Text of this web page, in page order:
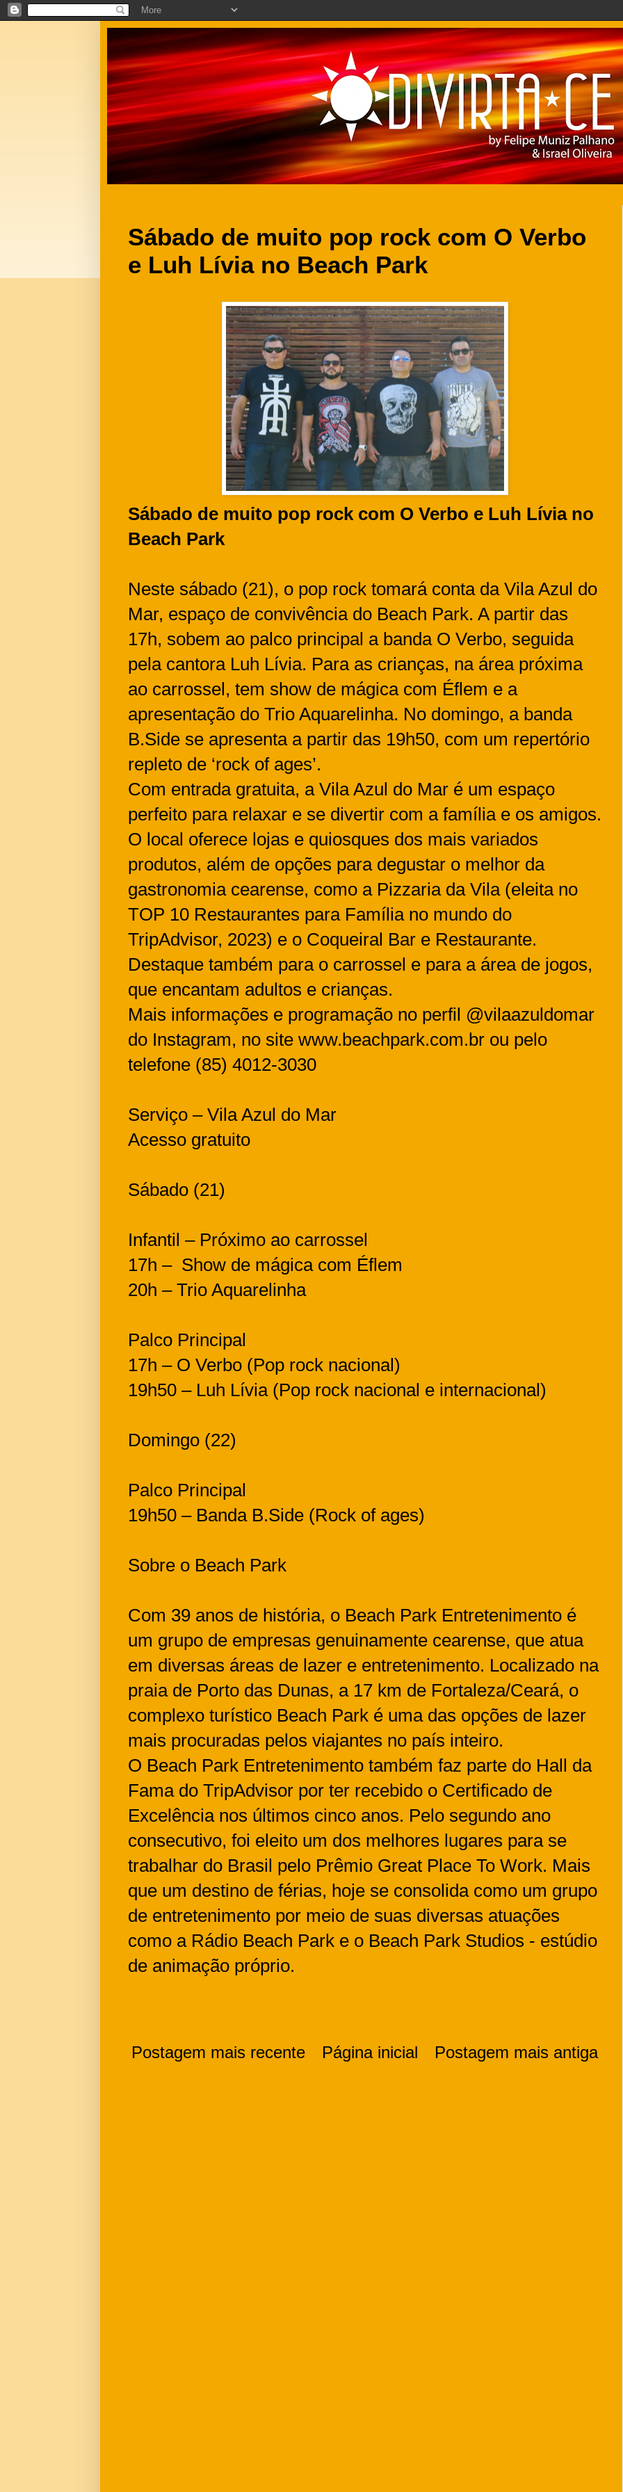
Sábado de muito pop rock com O Verbo
e Luh Lívia no Beach Park
Sábado de muito pop rock com O Verbo e Luh Lívia no
Beach Park
Neste sábado (21), o pop rock tomará conta da Vila Azul do
Mar, espaço de convivência do Beach Park. A partir das
17h, sobem ao palco principal a banda O Verbo, seguida
pela cantora Luh Lívia. Para as crianças, na área próxima
ao carrossel, tem show de mágica com Éflem e a
apresentação do Trio Aquarelinha. No domingo, a banda
B.Side se apresenta a partir das 19h50, com um repertório
repleto de ‘rock of ages’.
Com entrada gratuita, a Vila Azul do Mar é um espaço
perfeito para relaxar e se divertir com a família e os amigos.
O local oferece lojas e quiosques dos mais variados
produtos, além de opções para degustar o melhor da
gastronomia cearense, como a Pizzaria da Vila (eleita no
TOP 10 Restaurantes para Família no mundo do
TripAdvisor, 2023) e o Coqueiral Bar e Restaurante.
Destaque também para o carrossel e para a área de jogos,
que encantam adultos e crianças.
Mais informações e programação no perfil @vilaazuldomar
do Instagram, no site www.beachpark.com.br ou pelo
telefone (85) 4012-3030
Serviço – Vila Azul do Mar
Acesso gratuito
Sábado (21)
Infantil – Próximo ao carrossel
17h – Show de mágica com Éflem
20h – Trio Aquarelinha
Palco Principal
17h – O Verbo (Pop rock nacional)
19h50 – Luh Lívia (Pop rock nacional e internacional)
Domingo (22)
Palco Principal
19h50 – Banda B.Side (Rock of ages)
Sobre o Beach Park
Com 39 anos de história, o Beach Park Entretenimento é
um grupo de empresas genuinamente cearense, que atua
em diversas áreas de lazer e entretenimento. Localizado na
praia de Porto das Dunas, a 17 km de Fortaleza/Ceará, o
complexo turístico Beach Park é uma das opções de lazer
mais procuradas pelos viajantes no país inteiro.
O Beach Park Entretenimento também faz parte do Hall da
Fama do TripAdvisor por ter recebido o Certificado de
Excelência nos últimos cinco anos. Pelo segundo ano
consecutivo, foi eleito um dos melhores lugares para se
trabalhar do Brasil pelo Prêmio Great Place To Work. Mais
que um destino de férias, hoje se consolida como um grupo
de entretenimento por meio de suas diversas atuações
como a Rádio Beach Park e o Beach Park Studios - estúdio
de animação próprio.
Postagem mais recente Postagem mais antiga
Página inicial